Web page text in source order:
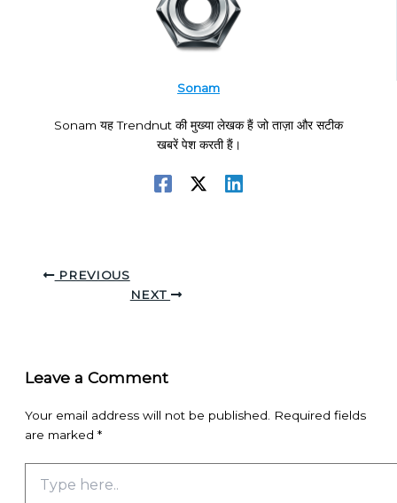
Sonam
Sonam यह Trendnut की मुख्या लेखक हैं जो ताज़ा और सटीक
खबरें पेश करती हैं।
PREVIOUS
NEXT
Leave a Comment
Your email address will not be published. Required fields
are marked *
here..